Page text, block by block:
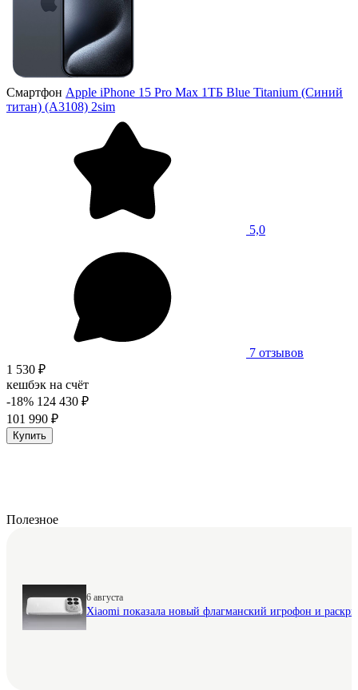
Смартфон Apple iPhone 15 Pro Max 1ТБ Blue Titanium (Синий
титан) (A3108) 2sim
5,0
7 отзывов
1 530 ₽
кешбэк на счёт
-18% 124 430 ₽
101 990 ₽
Купить
Полезное
6 августа
Xiaomi показала новый флагманский игрофон и